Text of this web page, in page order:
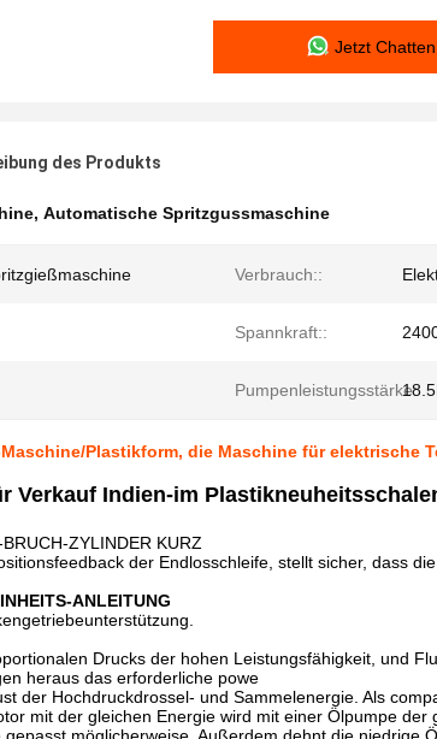
Jetzt Chatten
des Produkts
, Automatische Spritzgussmaschine
Verbrauch::
Spannkraft::
Pumpenleistungsstärke:
Plastikform, die Maschine für elektrische
Verkauf Indien-im
ZYLINDER KURZ
der Endlosschleife, stellt sicher, dass
ANLEITUNG
Drucks der hohen Leistungsfähigkeit, und
heraus das erforderliche powe
der Hochdruckdrossel- und Sammelenergie. Als
mit der gleichen Energie wird mit einer Ölpumpe